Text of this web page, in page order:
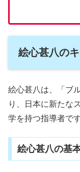
絵心甚八の
絵心甚八は、「ブ
り、日本に新たな
学を持つ指導者です
絵心甚八の基